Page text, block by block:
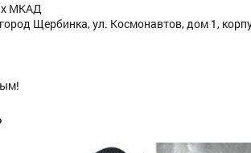
МКАД
Щербинка, ул. Космонавтов, дом 1,